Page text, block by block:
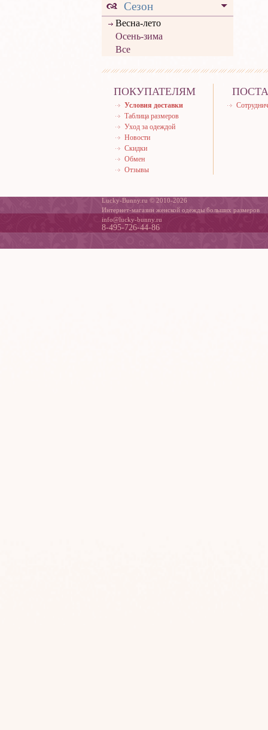
Сезон
Весна-лето
Осень-зима
Все
ПОКУПАТЕЛЯМ
Условия доставки
Таблица размеров
Уход за одеждой
Новости
Скидки
Обмен
Отзывы
Lucky-Bunny.ru © 2010-2026
Интернет-магазин женской одежды больших размеров
info@lucky-bunny.ru
8-495-726-44-86